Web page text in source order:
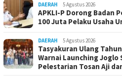
DAERAH 5 Agustus 2026
APKLI-P Dorong Badan
100 Juta Pelaku Usaha
DAERAH 5 Agustus 2026
Tasyakuran Ulang
Warnai Launching
Pelestarian Tosan Aji